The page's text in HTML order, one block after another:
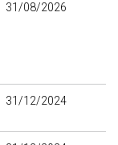
31/08/2026
31/12/2024